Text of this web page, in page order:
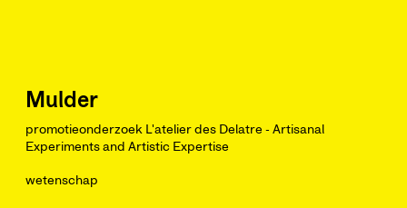
Mulder
promotieonderzoek L'atelier des Delatre - Artisanal
Experiments and Artistic Expertise
wetenschap